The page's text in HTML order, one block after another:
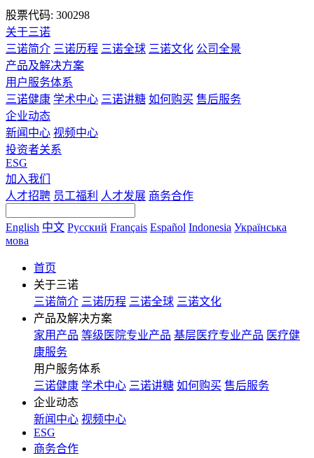
股票代码: 300298
关于三诺
三诺简介 三诺历程 三诺全球 三诺文化 公司全景
产品及解决方案
用户服务体系
三诺健康 学术中心 三诺讲糖 如何购买 售后服务
企业动态
新闻中心 视频中心
投资者关系
ESG
加入我们
人才招聘 员工福利 人才发展 商务合作
English 中文 Русский Français Español Indonesia Українська
мова
首页
关于三诺
三诺简介 三诺历程 三诺全球 三诺文化
产品及解决方案
家用产品 等级医院专业产品 基层医疗专业产品 医疗健
康服务
用户服务体系
三诺健康 学术中心 三诺讲糖 如何购买 售后服务
企业动态
新闻中心 视频中心
ESG
商务合作